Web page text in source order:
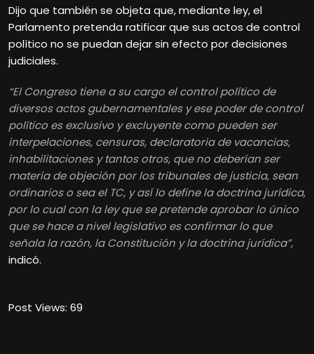
Dijo que también se objeta que, mediante ley, el
Parlamento pretenda ratificar que sus actos de control
político no se puedan dejar sin efecto por decisiones
judiciales.
“El Congreso tiene a su cargo el control político de
diversos actos gubernamentales y ese poder de control
político es exclusivo y excluyente como pueden ser
interpelaciones, censuras, declaratoria de vacancias,
inhabilitaciones y tantos otros, que no deberían ser
materia de objeción por los tribunales de justicia, sean
ordinarios o sea el TC, y así lo define la doctrina jurídica,
por lo cual con la ley que se pretende aprobar lo único
que se hace a nivel legislativo es confirmar lo que
señala la razón, la Constitución y la doctrina jurídica”,
indicó.
Post Views: 69